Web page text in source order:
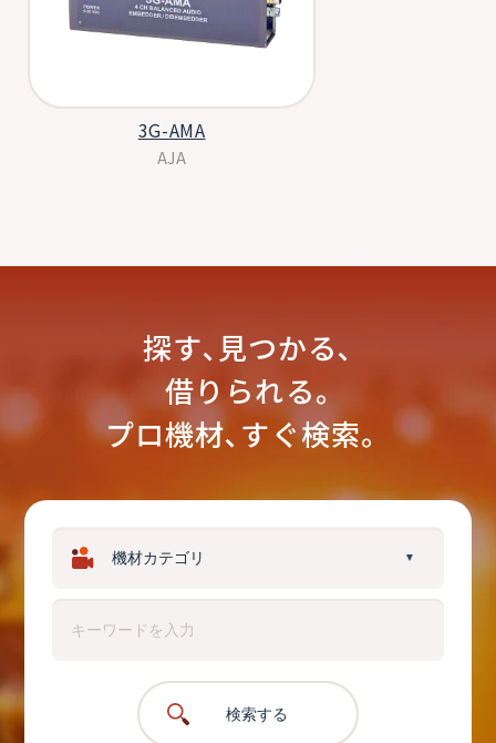
3G-AMA
AJA
探す､見つかる､
借りられる｡
プロ機材､すぐ検索。
▼
検索する